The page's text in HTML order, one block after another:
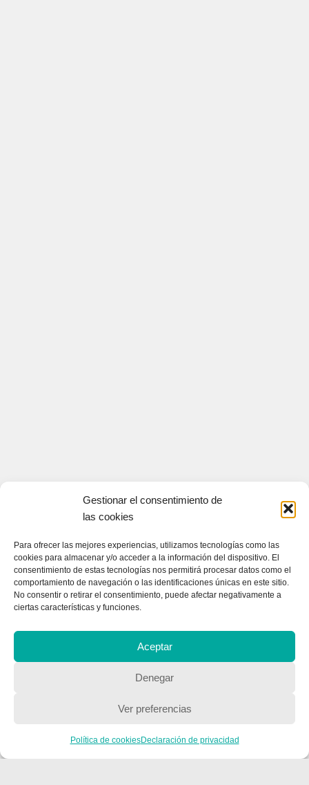
Gestionar el consentimiento de
las cookies
Para ofrecer las mejores experiencias, utilizamos tecnologías como las
cookies para almacenar y/o acceder a la información del dispositivo. El
consentimiento de estas tecnologías nos permitirá procesar datos como el
comportamiento de navegación o las identificaciones únicas en este sitio.
No consentir o retirar el consentimiento, puede afectar negativamente a
ciertas características y funciones.
Aceptar
Denegar
Ver preferencias
Política de cookiesDeclaración de privacidad
CONTACTA CON NOSOTROS
Contacto
QUIENES SOMOS
Quienes somos
POLÍTICA DE PRIVACIDAD
Política de privacidad